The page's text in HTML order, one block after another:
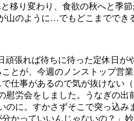
移り変わり、食欲の秋へと季
山のように…でもどこまででき
張れば待ちに待った定休日が
とが、今週のノンストップ営
仕事があるので気が抜けない
慰労会をしました。うなぎの出
のに。すかさずそこで突っ込み
かっていいんじゃないの？」